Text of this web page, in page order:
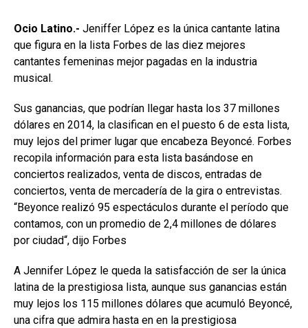
Ocio Latino.- Jeniffer López es la única cantante latina
que figura en la lista Forbes de las diez mejores
cantantes femeninas mejor pagadas en la industria
musical.
Sus ganancias, que podrían llegar hasta los 37 millones
dólares en 2014, la clasifican en el puesto 6 de esta lista,
muy lejos del primer lugar que encabeza Beyoncé. Forbes
recopila información para esta lista basándose en
conciertos realizados, venta de discos, entradas de
conciertos, venta de mercadería de la gira o entrevistas.
“Beyonce realizó 95 espectáculos durante el período que
contamos, con un promedio de 2,4 millones de dólares
por ciudad“, dijo Forbes
A Jennifer López le queda la satisfacción de ser la única
latina de la prestigiosa lista, aunque sus ganancias están
muy lejos los 115 millones dólares que acumuló Beyoncé,
una cifra que admira hasta en en la prestigiosa